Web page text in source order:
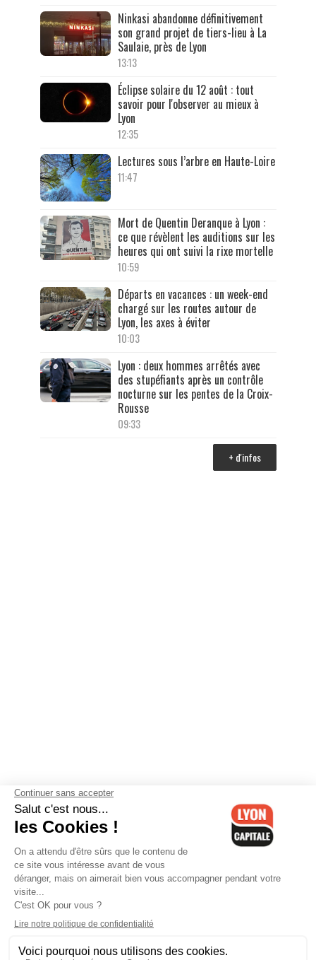
Ninkasi abandonne définitivement
son grand projet de tiers-lieu à La
Saulaie, près de Lyon
13:13
Éclipse solaire du 12 août : tout
savoir pour l'observer au mieux à
Lyon
12:35
Lectures sous l’arbre en Haute-Loire
11:47
Mort de Quentin Deranque à Lyon :
ce que révèlent les auditions sur les
heures qui ont suivi la rixe mortelle
10:59
Départs en vacances : un week-end
chargé sur les routes autour de
Lyon, les axes à éviter
10:03
Lyon : deux hommes arrêtés avec
des stupéfiants après un contrôle
nocturne sur les pentes de la Croix-
Rousse
09:33
+ d'infos
Contactez-nous-Mentions légales-CGV-Politique de